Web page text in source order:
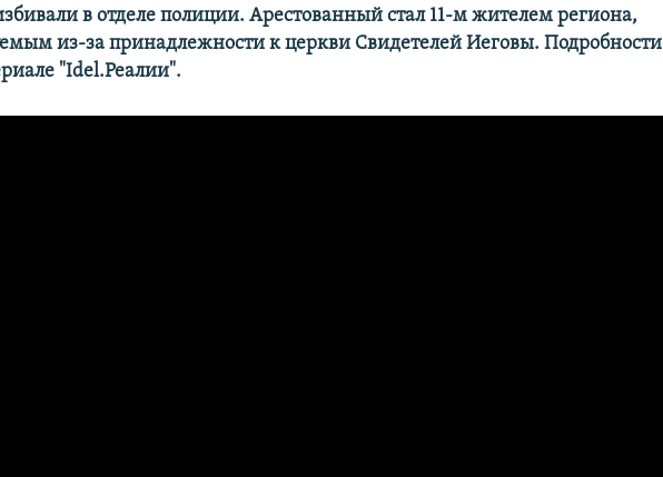
в отделе полиции. Арестованный стал 11-м жителем региона,
из-за принадлежности к церкви Свидетелей Иеговы. Подробности
"Idel.Реалии".